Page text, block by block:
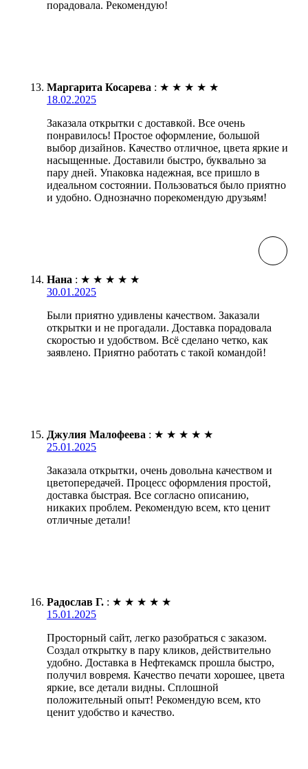
порадовала. Рекомендую!
Маргарита Косарева : ★ ★ ★ ★ ★
18.02.2025
Заказала открытки с доставкой. Все очень
понравилось! Простое оформление, большой
выбор дизайнов. Качество отличное, цвета яркие и
насыщенные. Доставили быстро, буквально за
пару дней. Упаковка надежная, все пришло в
идеальном состоянии. Пользоваться было приятно
и удобно. Однозначно порекомендую друзьям!
Нана : ★ ★ ★ ★ ★
30.01.2025
Были приятно удивлены качеством. Заказали
открытки и не прогадали. Доставка порадовала
скоростью и удобством. Всё сделано четко, как
заявлено. Приятно работать с такой командой!
Джулия Малофеева : ★ ★ ★ ★ ★
25.01.2025
Заказала открытки, очень довольна качеством и
цветопередачей. Процесс оформления простой,
доставка быстрая. Все согласно описанию,
никаких проблем. Рекомендую всем, кто ценит
отличные детали!
Радослав Г. : ★ ★ ★ ★ ★
15.01.2025
Просторный сайт, легко разобраться с заказом.
Создал открытку в пару кликов, действительно
удобно. Доставка в Нефтекамск прошла быстро,
получил вовремя. Качество печати хорошее, цвета
яркие, все детали видны. Сплошной
положительный опыт! Рекомендую всем, кто
ценит удобство и качество.